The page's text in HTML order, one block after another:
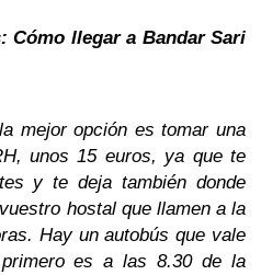
Cómo llegar a Bandar Sari
mejor opción es tomar una
unos 15 euros, ya que te
y te deja también donde
hostal que llamen a la
Hay un autobús que vale
es a las 8.30 de la